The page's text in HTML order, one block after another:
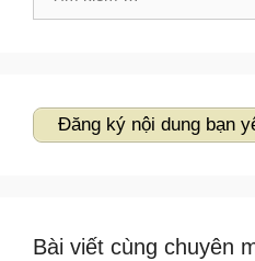
Đăng ký nội dung bạn
Bài viết cùng chuyên